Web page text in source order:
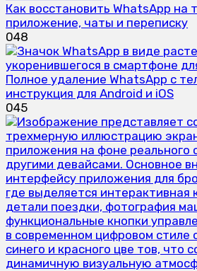
Как восстановить WhatsApp на
приложение, чаты и переписку
048
Полное удаление WhatsApp с
инструкция для Android и iOS
045